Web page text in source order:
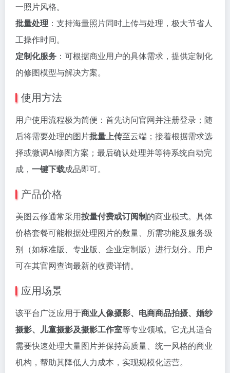
一照片风格。
批量处理 ：支持海量照片同时上传与处理，极大节省人
工操作时间。
定制化服务 ：可根据商业用户的具体需求，提供定制化
的修图模型与解决方案。
使用方法
用户使用流程极为简便：首先访问官网并注册登录；随
后将需要处理的图片批量上传至云端；接着根据需求选
择或微调AI修图方案；最后确认处理并等待系统自动完
成， 一键下载成品即可。
产品价格
美图云修通常采用按量付费或订阅制的商业模式。具体
价格套餐可能根据处理图片的数量、所需功能及服务级
别（如标准版、专业版、企业定制版）进行划分。用户
可在其官网查询最新的收费详情。
应用场景
该平台广泛应用于商业人像摄影、电商商品拍摄、婚纱
摄影、儿童摄影及摄影工作室等专业领域。它尤其适合
需要快速处理大量图片并保持高质量、统一风格的商业
机构，帮助其降低人力成本，实现规模化运营。